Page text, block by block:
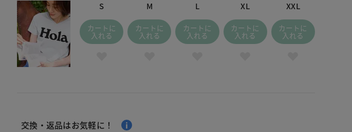
S
カートに
入れる
M
カートに
入れる
L
カートに
入れる
XL
カートに
入れる
XXL
カートに
入れる
交換・返品はお気軽に！